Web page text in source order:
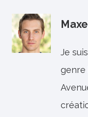
Je
genre